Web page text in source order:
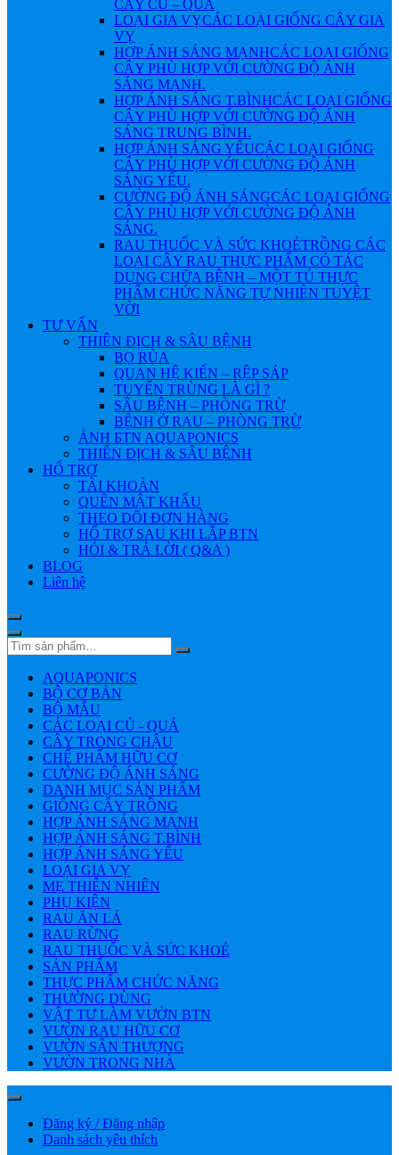
CÂY CỦ – QUẢ
LOẠI GIA VỴCÁC LOẠI GIỐNG CÂY GIA
VỴ
HỢP ÁNH SÁNG MẠNHCÁC LOẠI GIỐNG
CÂY PHÙ HỢP VỚI CƯỜNG ĐỘ ÁNH
SÁNG MẠNH.
HỢP ÁNH SÁNG T.BÌNHCÁC LOẠI GIỐNG
CÂY PHÙ HỢP VỚI CƯỜNG ĐỘ ÁNH
SÁNG TRUNG BÌNH.
HỢP ÁNH SÁNG YẾUCÁC LOẠI GIỐNG
CÂY PHÙ HỢP VỚI CƯỜNG ĐỘ ÁNH
SÁNG YẾU.
CƯỜNG ĐỘ ÁNH SÁNGCÁC LOẠI GIỐNG
CÂY PHÙ HỢP VỚI CƯỜNG ĐỘ ÁNH
SÁNG.
RAU THUỐC VÀ SỨC KHOẺTRỒNG CÁC
LOẠI CÂY RAU THỰC PHẨM CÓ TÁC
DỤNG CHỮA BỆNH – MỘT TỦ THỰC
PHẨM CHỨC NĂNG TỰ NHIÊN TUYỆT
VỜI
TƯ VẤN
THIÊN ĐỊCH & SÂU BỆNH
BỌ RÙA
QUAN HỆ KIẾN – RỆP SÁP
TUYẾN TRÙNG LÀ GÌ ?
SÂU BỆNH – PHÒNG TRỪ
BỆNH Ở RAU – PHÒNG TRỪ
ẢNH БTN AQUAPONICS
THIÊN ĐỊCH & SÂU BỆNH
HỔ TRỢ
TÀI KHOẢN
QUÊN MẬT KHẨU
THEO DÕI ĐƠN HÀNG
HỔ TRỢ SAU KHI LẮP BTN
HỎI & TRẢ LỜI ( Q&A )
BLOG
Liên hệ
AQUAPONICS
BỘ CƠ BẢN
BỘ MẪU
CÁC LOẠI CỦ - QUẢ
CÂY TRONG CHẬU
CHẾ PHẨM HỮU CƠ
CƯỜNG ĐỘ ÁNH SÁNG
DANH MỤC SẢN PHẨM
GIỐNG CÂY TRỒNG
HỢP ÁNH SÁNG MẠNH
HỢP ÁNH SÁNG T.BÌNH
HỢP ÁNH SÁNG YẾU
LOẠI GIA VỴ
MẸ THIÊN NHIÊN
PHỤ KIỆN
RAU ĂN LÁ
RAU RỪNG
RAU THUỐC VÀ SỨC KHOẺ
SẢN PHẨM
THỰC PHẨM CHỨC NĂNG
THƯỜNG DÙNG
VẬT TƯ LÀM VƯỜN BTN
VƯỜN RAU HỮU CƠ
VƯỜN SÂN THƯỢNG
VƯỜN TRONG NHÀ
Đăng ký / Đăng nhập
Danh sách yêu thích